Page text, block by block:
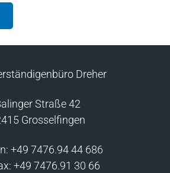
Dreher
Straße 42
Grosselfingen
+49 7476.94 44 686
+49 7476.91 30 66